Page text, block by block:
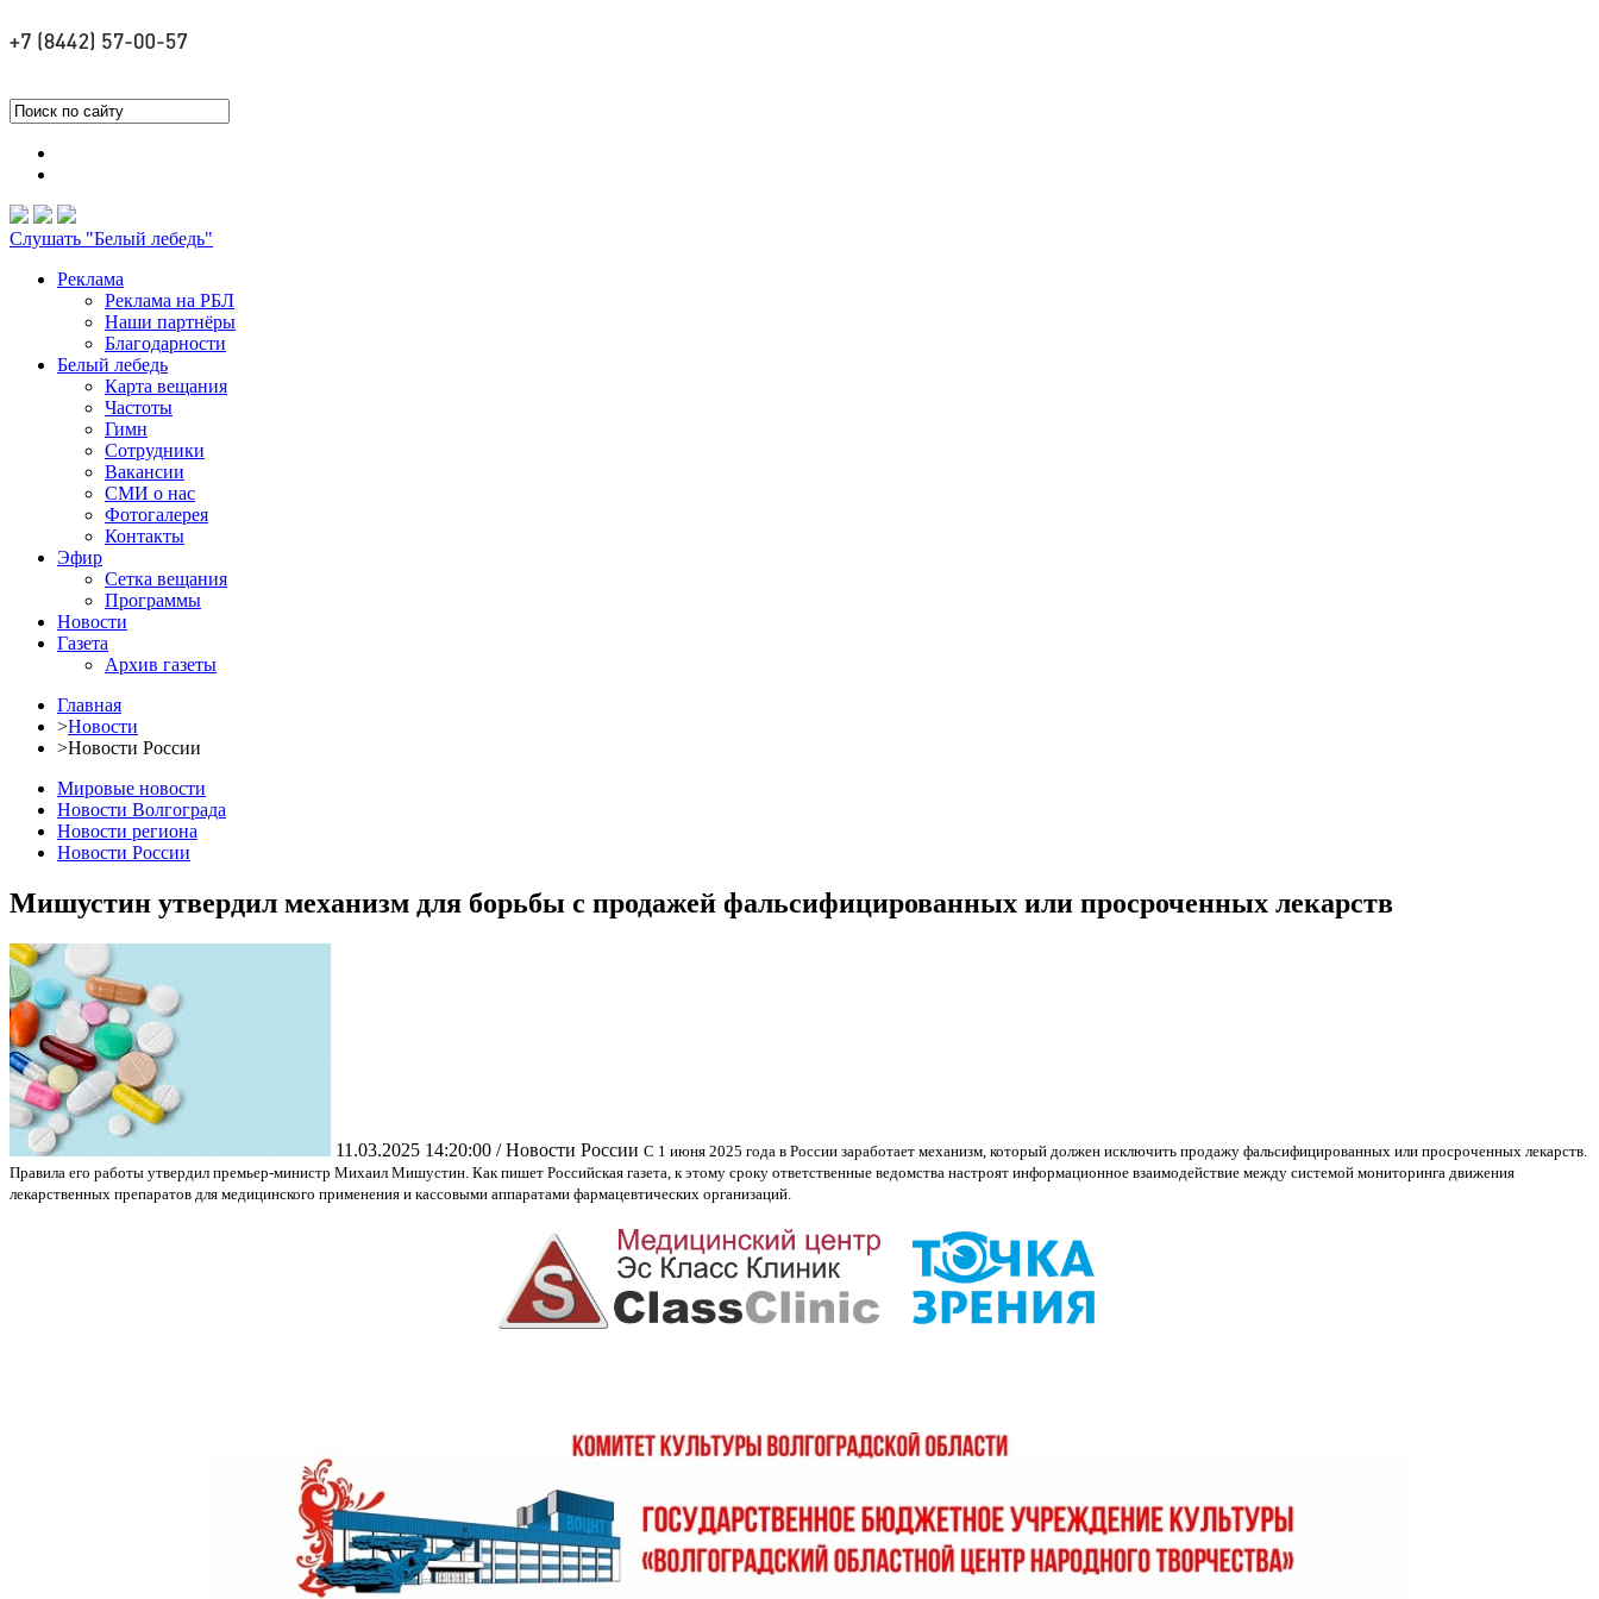
Слушать "Белый лебедь"
Реклама
Реклама на РБЛ
Наши партнёры
Благодарности
Белый лебедь
Карта вещания
Частоты
Гимн
Сотрудники
Вакансии
СМИ о нас
Фотогалерея
Контакты
Эфир
Сетка вещания
Программы
Новости
Газета
Архив газеты
Главная
>Новости
>Новости России
Мировые новости
Новости Волгограда
Новости региона
Новости России
Мишустин утвердил механизм для борьбы с продажей фальсифицированных или просроченных лекарств
11.03.2025 14:20:00 / Новости России С 1 июня 2025 года в России заработает механизм, который должен исключить продажу фальсифицированных или просроченных лекарств.
Правила его работы утвердил премьер-министр Михаил Мишустин. Как пишет Российская газета, к этому сроку ответственные ведомства настроят информационное взаимодействие между системой мониторинга движения
лекарственных препаратов для медицинского применения и кассовыми аппаратами фармацевтических организаций.